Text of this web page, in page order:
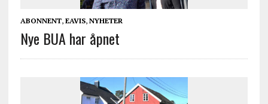
ABONNENT, EAVIS, NYHETER
Nye BUA har åpnet